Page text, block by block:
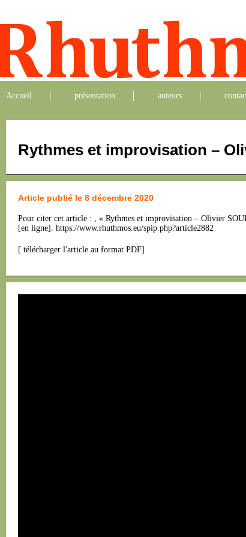
Accueil présentation auteurs
Rythmes et improvisation –
Article publié le 8 décembre 2020
Pour citer cet article : , « Rythmes et improvisation – Olivier
[en ligne]. https://www.rhuthmos.eu/spip.php?article2882
[ télécharger l'article au format PDF]